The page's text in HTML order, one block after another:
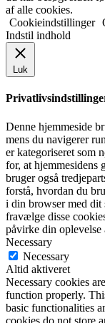
af alle cookies.
Cookieindstillinger
Indstil indhold
Luk
Denne hjemmeside
mens du navigerer
er kategoriseret som
for, at
bruger også
forstå, hvordan du
i din browser med dit
fravælge disse
påvirke din oplevelse
Necessary
Necessary
Altid aktiveret
Necessary cookies
function properly.
basic functionalities
cookies do not store